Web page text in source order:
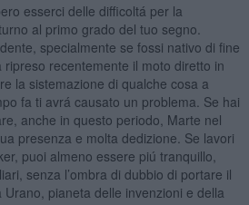
esserci delle difficoltá per la
al primo grado del tuo segno.
specialmente se fossi nativo di fine
recentemente il moto diretto in
la sistemazione di qualche cosa a
fa ti avrá causato un problema. Se hai
anche in questo periodo, Marte nel
presenza e molta dedizione. Se lavori
puoi almeno essere piú tranquillo,
senza l’ombra di dubbio di portare il
pianeta delle invenzioni e della